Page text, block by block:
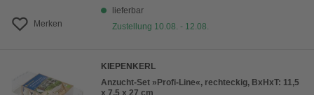
Merken
lieferbar
Zustellung 10.08. - 12.08.
KIEPENKERL
Anzucht-Set »Profi-Line«, rechteckig, BxHxT: 11,5
x 7,5 x 27 cm